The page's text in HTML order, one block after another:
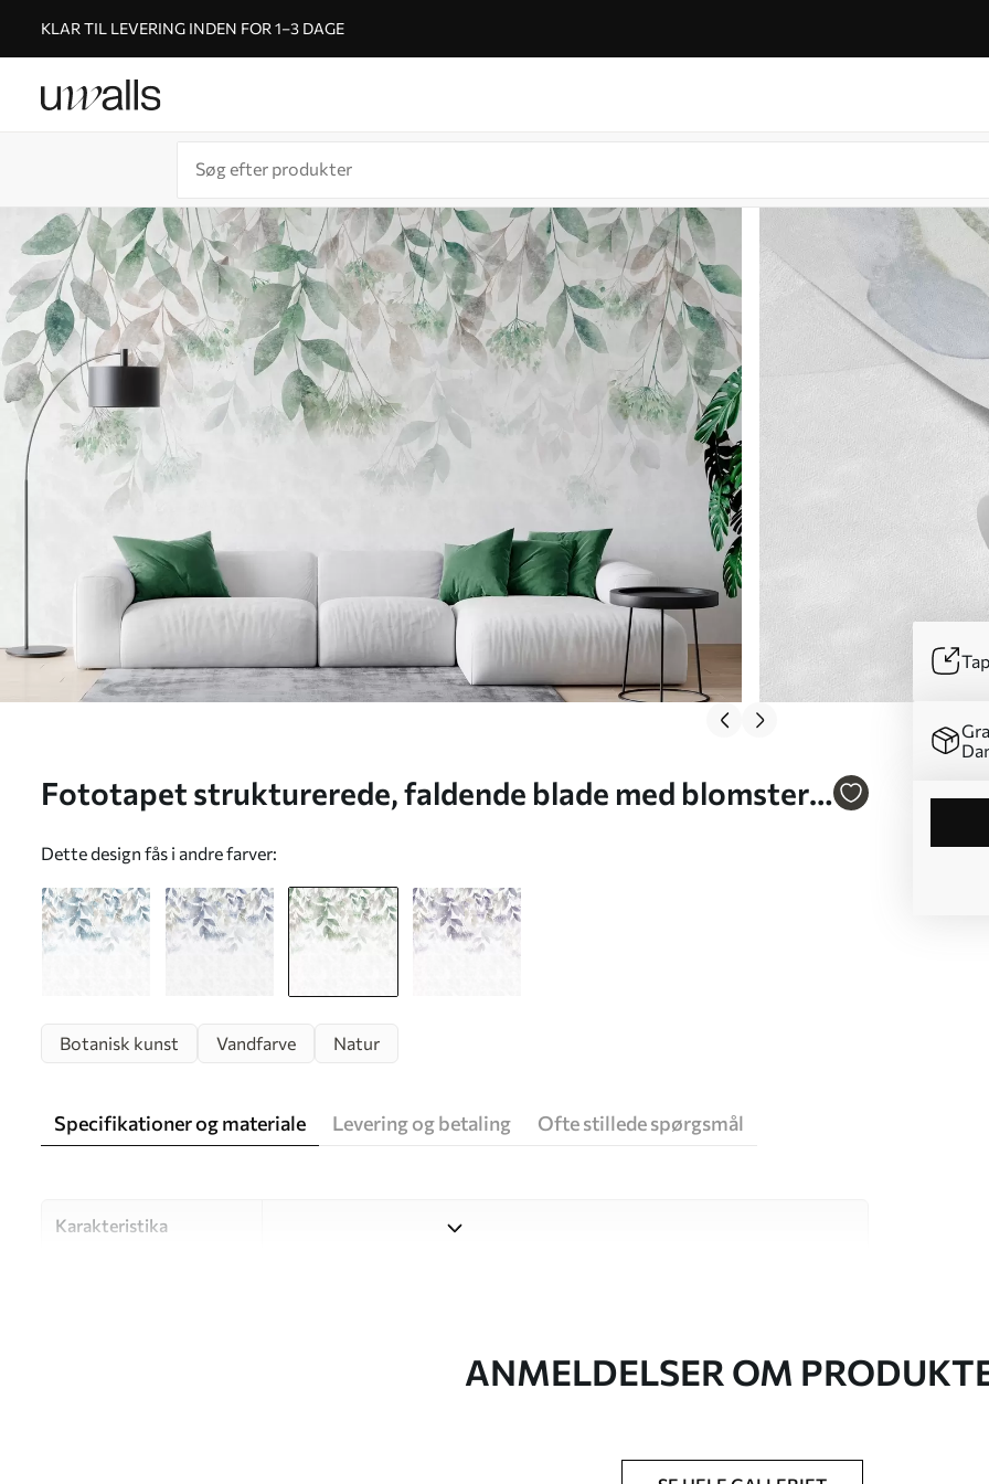
KLAR TIL LEVERING INDEN FOR 1–3 DAGE
Fototapet strukturerede, faldende blade med blomster i
Dette design fås i andre farver:
Botanisk kunst Vandfarve Natur
Specifikationer og materiale Levering og betaling Ofte stillede spørgsmål
Karakteristika
ANMELDELSER OM